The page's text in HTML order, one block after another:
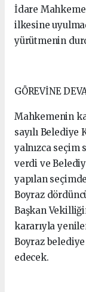
İdare
ilkesine
yürütmenin
GÖREVİNE
Mahkemenin
sayılı Belediye
yalnızca
verdi ve
yapılan
Boyraz
Başkan
kararıyla
Boyraz
edecek.